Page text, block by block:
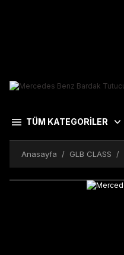
TÜM KATEGORİLER
Anasayfa GLB CLASS